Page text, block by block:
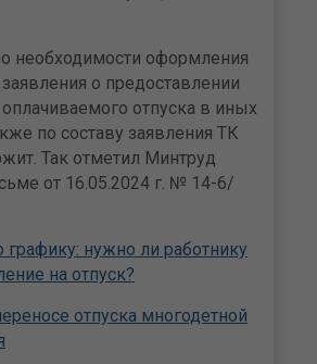
необходимости оформления
о предоставлении
отпуска в иных
по составу заявления ТК
Так отметил Минтруд
от 16.05.2024 г. № 14-6/
графику: нужно ли работнику
на отпуск?
отпуска многодетной